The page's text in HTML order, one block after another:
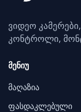
ვიდეო
კონტროლი,
მენიუ
მაღაზია
ფასდაკლებული